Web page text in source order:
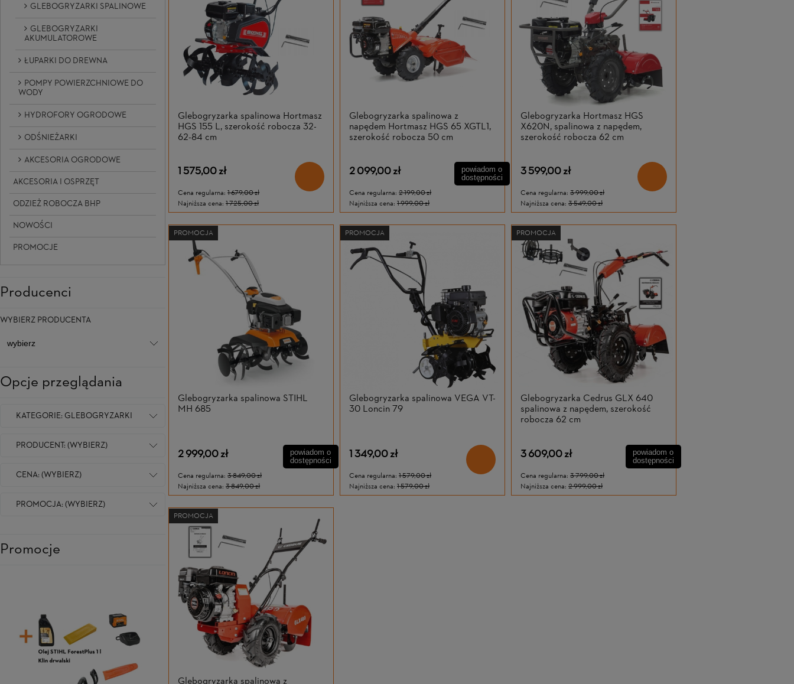
GLEBOGRYZARKI SPALINOWE
GLEBOGRYZARKI
AKUMULATOROWE
ŁUPARKI DO DREWNA
POMPY POWIERZCHNIOWE DO
WODY
HYDROFORY OGRODOWE
ODŚNIEŻARKI
AKCESORIA OGRODOWE
AKCESORIA I OSPRZĘT
ODZIEŻ ROBOCZA BHP
NOWOŚCI
PROMOCJE
Producenci
WYBIERZ PRODUCENTA
Opcje przeglądania
KATEGORIE: GLEBOGRYZARKI
PRODUCENT: (WYBIERZ)
CENA: (WYBIERZ)
PROMOCJA: (WYBIERZ)
Promocje
Glebogryzarka spalinowa Hortmasz
HGS 155 L, szerokość robocza 32-
62-84 cm
1 575,00 zł
Cena regularna: 1 679,00 zł
Najniższa cena: 1 725,00 zł
Glebogryzarka spalinowa z
napędem Hortmasz HGS 65 XGTL1,
szerokość robocza 50 cm
2 099,00 zł
Cena regularna: 2 199,00 zł
Najniższa cena: 1 999,00 zł
powiadom o
dostępności
Glebogryzarka Hortmasz HGS
X620N, spalinowa z napędem,
szerokość robocza 62 cm
3 599,00 zł
Cena regularna: 3 999,00 zł
Najniższa cena: 3 549,00 zł
Glebogryzarka spalinowa STIHL
MH 685
2 999,00 zł
Cena regularna: 3 849,00 zł
Najniższa cena: 3 849,00 zł
powiadom o
dostępności
PROMOCJA
Glebogryzarka spalinowa VEGA VT-
30 Loncin 79
1 349,00 zł
Cena regularna: 1 579,00 zł
Najniższa cena: 1 579,00 zł
PROMOCJA
Glebogryzarka Cedrus GLX 640
spalinowa z napędem, szerokość
robocza 62 cm
3 609,00 zł
Cena regularna: 3 799,00 zł
Najniższa cena: 2 999,00 zł
powiadom o
dostępności
PROMOCJA
PROMOCJA